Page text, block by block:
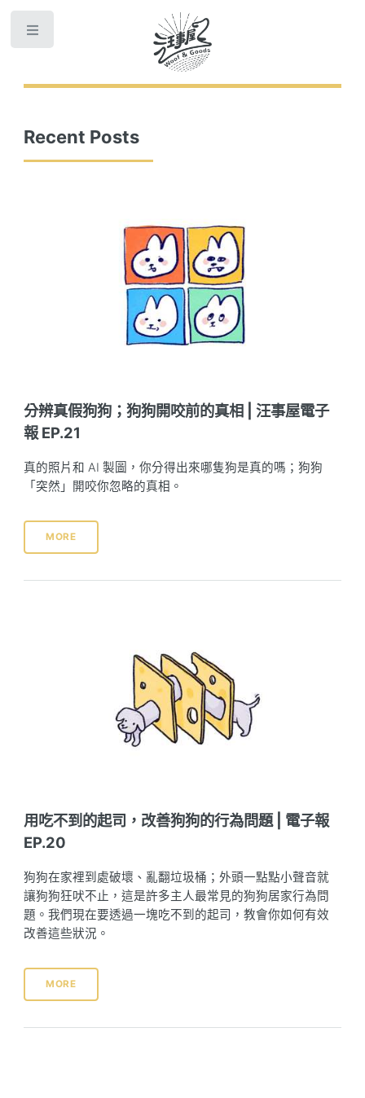
Recent Posts
分辨真假狗狗；狗狗開咬前的真相 | 汪事屋電子
報 EP.21
真的照片和 AI 製圖，你分得出來哪隻狗是真的嗎；狗狗
「突然」開咬你忽略的真相。
MORE
用吃不到的起司，改善狗狗的行為問題 | 電子報
EP.20
狗狗在家裡到處破壞、亂翻垃圾桶；外頭一點點小聲音就
讓狗狗狂吠不止，這是許多主人最常見的狗狗居家行為問
題。我們現在要透過一塊吃不到的起司，教會你如何有效
改善這些狀況。
MORE